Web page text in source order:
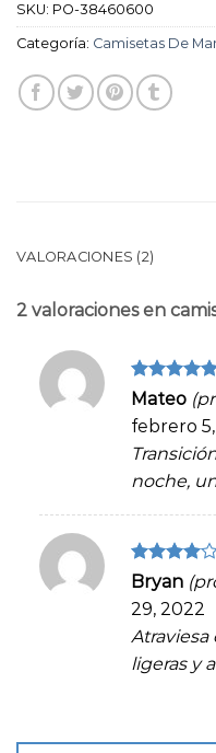
SKU: PO-38460600
Categoría: Camisetas De
VALORACIONES (2)
2 valoraciones en
Valorado
Mateo
febrero
noche,
Valorado
en4
5
Bryan
29, 2022
Atraviesa
ligeras y